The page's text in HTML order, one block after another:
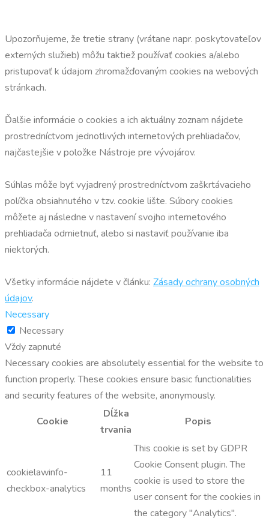
Upozorňujeme, že tretie strany (vrátane napr. poskytovateľov
externých služieb) môžu taktiež používať cookies a/alebo
pristupovať k údajom zhromažďovaným cookies na webových
stránkach.
Ďalšie informácie o cookies a ich aktuálny zoznam nájdete
prostredníctvom jednotlivých internetových prehliadačov,
najčastejšie v položke Nástroje pre vývojárov.
Súhlas môže byť vyjadrený prostredníctvom zaškrtávacieho
políčka obsiahnutého v tzv. cookie lište. Súbory cookies
môžete aj následne v nastavení svojho internetového
prehliadača odmietnuť, alebo si nastaviť používanie iba
niektorých.
Všetky informácie nájdete v článku: Zásady ochrany osobných
údajov.
Necessary
Necessary
Vždy zapnuté
Necessary cookies are absolutely essential for the website to
function properly. These cookies ensure basic functionalities
and security features of the website, anonymously.
Cookie
Dĺžka
trvania
Popis
cookielawinfo-
checkbox-analytics
11
months
This cookie is set by GDPR
Cookie Consent plugin. The
cookie is used to store the
user consent for the cookies in
the category "Analytics".